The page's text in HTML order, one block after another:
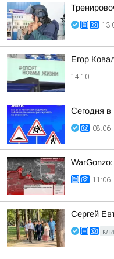
Егор
14:10
Сегодня в
08:06
11:06
Сергей